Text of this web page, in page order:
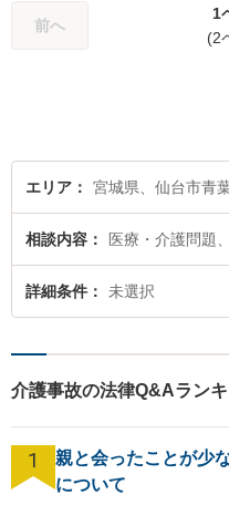
問題だ
まで相
前へ
1
(2
エリア
相談内容 医療・介護問題
詳細条件 未選択
介護事故の法律Q&Aラン
1
親と会ったことが少
について